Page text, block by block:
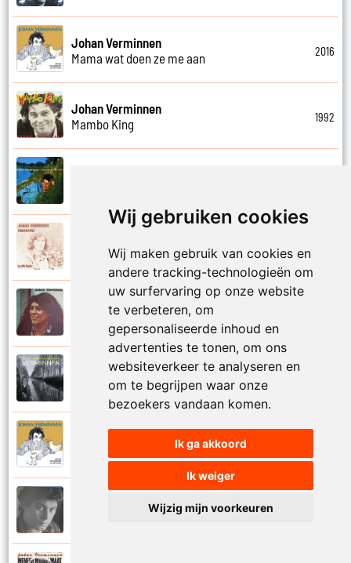
Wij gebruiken cookies
Wij maken gebruik van cookies en
andere tracking-technologieën om
uw surfervaring op onze website
te verbeteren, om
gepersonaliseerde inhoud en
advertenties te tonen, om ons
websiteverkeer te analyseren en
om te begrijpen waar onze
bezoekers vandaan komen.
Ik ga akkoord
Ik weiger
Wijzig mijn voorkeuren
Johan Verminnen
Mama wat doen ze me aan
2016
Johan Verminnen
Mambo King
1992
Marionet
Johan Verminnen
Johan Verminnen
Mayday
Meer dan zestig
Johan Verminnen